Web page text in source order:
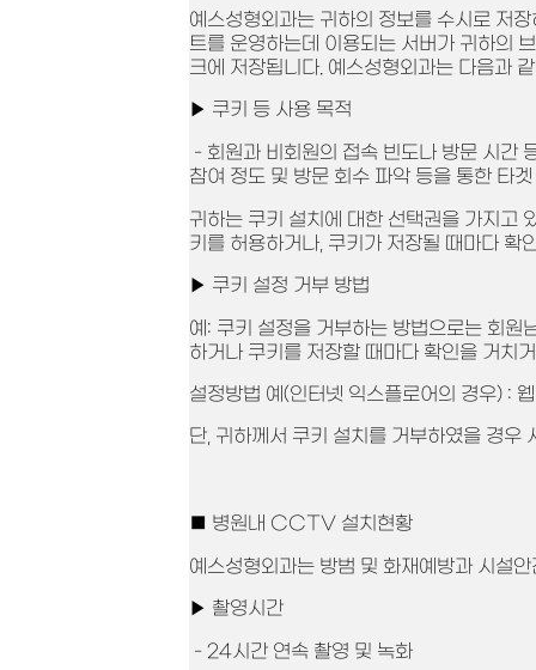
예스성형외과는 귀하의 정보를 수시로 저
트를 운영하는데 이용되는 서버가 귀하의
크에 저장됩니다. 예스성형외과는 다음과
▶ 쿠키 등 사용 목적
- 회원과 비회원의 접속 빈도나 방문 시간
참여 정도 및 방문 회수 파악 등을 통한 타
귀하는 쿠키 설치에 대한 선택권을 가지고
키를 허용하거나, 쿠키가 저장될 때마다 확
▶ 쿠키 설정 거부 방법
예: 쿠키 설정을 거부하는 방법으로는 회원
하거나 쿠키를 저장할 때마다 확인을 거치
설정방법 예(인터넷 익스플로어의 경우) :
단, 귀하께서 쿠키 설치를 거부하였을 경우
■ 병원내 CCTV 설치현황
예스성형외과는 방범
▶ 촬영시간
- 24시간 연속 촬영 및 녹화